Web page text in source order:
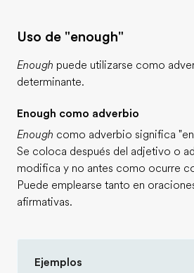
Uso de "enough"
Enough puede utilizarse como
determinante.
Enough como adverbio
Enough como adverbio significa
Se coloca después del adjetivo o
modifica y no antes como ocurre
Puede emplearse tanto en
afirmativas.
Ejemplos